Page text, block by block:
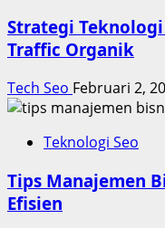
Strategi
Traffic Organik
Tech Seo Februari 2,
Teknologi Seo
Tips Manajemen
Efisien